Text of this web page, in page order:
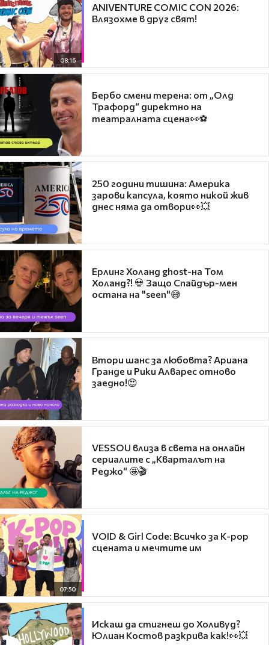
08:16
ANIVENTURE COMIC CON 2026:
Влязохме в друг свят!
Бербо смени терена: от „Олд
Трафорд“ директно на
театралната сцена👀⚽
250 години тишина: Америка
зарови капсула, която никой жив
днес няма да отвори👀💥
Ерлинг Холанд ghost-на Том
Холанд?! 💀 Защо Спайдър-мен
остана на "seen"😅
Втори шанс за любовта? Ариана
Гранде и Рики Алварес отново
заедно!😍
VESSOU влиза в света на онлайн
сериалите с „Кварталът на
Реджо“ 🤩🎬
07:50
VOID & Girl Code: Всичко за K-pop
сцената и мечтите им
Искаш да стигнеш до Холивуд?
Юлиан Костов разкрива как!👀💥